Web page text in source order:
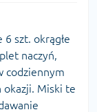
szt. okrągłe
naczyń,
codziennym
okazji. Miski te